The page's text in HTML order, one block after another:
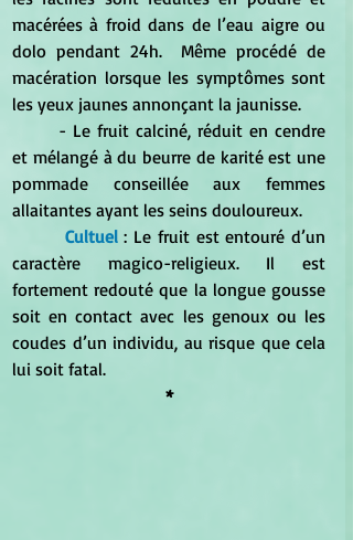
macérées à froid dans de l’eau aigre ou
dolo pendant 24h.  Même procédé de
macération lorsque les symptômes sont
les yeux jaunes annonçant la jaunisse.
et mélangé à du beurre de karité est une
pommade conseillée aux femmes
allaitantes ayant les seins douloureux.
Cultuel : Le fruit est entouré d’un
caractère magico-religieux. Il est
fortement redouté que la longue gousse
soit en contact avec les genoux ou les
coudes d’un individu, au risque que cela
lui soit fatal.
*